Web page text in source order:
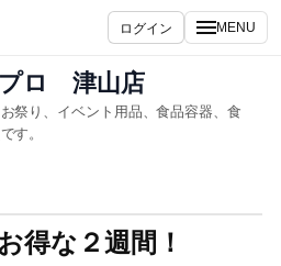
ログイン MENU
ロ 津山店
祭り、イベント用品、食品容器、食
す。
得な２週間！